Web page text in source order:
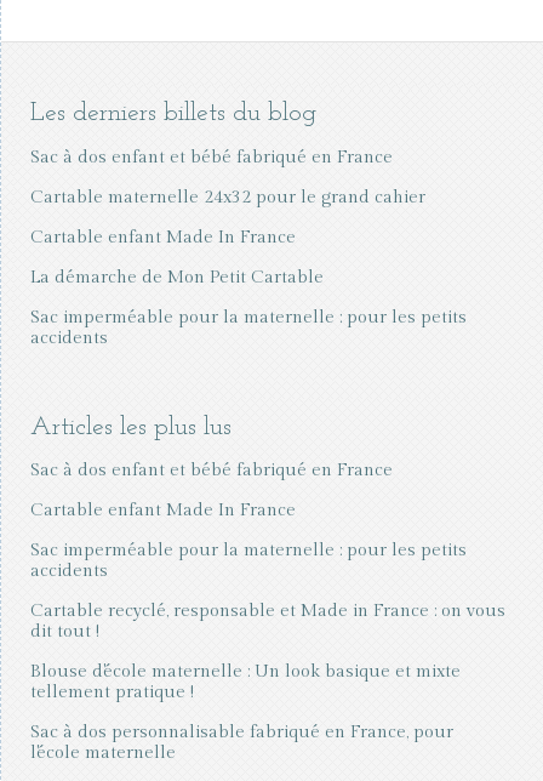
Les derniers billets du blog
Sac à dos enfant et bébé fabriqué en France
Cartable maternelle 24x32 pour le grand cahier
Cartable enfant Made In France
La démarche de Mon Petit Cartable
Sac imperméable pour la maternelle : pour les petits
accidents
Articles les plus lus
Sac à dos enfant et bébé fabriqué en France
Cartable enfant Made In France
Sac imperméable pour la maternelle : pour les petits
accidents
Cartable recyclé, responsable et Made in France : on vous
dit tout !
Blouse d'école maternelle : Un look basique et mixte
tellement pratique !
Sac à dos personnalisable fabriqué en France, pour
l'école maternelle